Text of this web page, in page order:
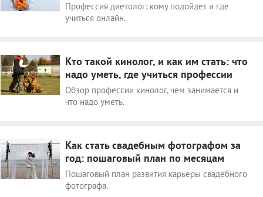
Профессия диетолог: кому подойдет и где
учиться онлайн.
Кто такой кинолог, и как им стать: что
надо уметь, где учиться профессии
Обзор профессии кинолог, чем занимается и
что надо уметь.
Как стать свадебным фотографом за
год: пошаговый план по месяцам
Пошаговый план развития карьеры свадебного
фотографа.